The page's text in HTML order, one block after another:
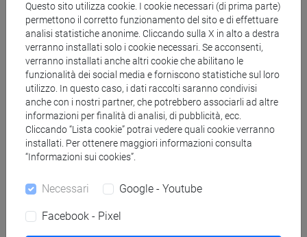
Corsi di studio e percorsi
[LM3] LINGUE E LETTERATURE EUROPEE,
AMERICANE E POSTCOLONIALI - Laurea
magistrale (DM270)
letterature e culture
[LM5] SCIENZE DEL LINGUAGGIO - Laurea
magistrale (DM270)
scienze del linguaggio
Mutua da
Questo sito utilizza cookie. I cookie necessari (di prima parte)
permettono il corretto funzionamento del sito e di effettuare
analisi statistiche anonime. Cliccando sulla X in alto a destra
verranno installati solo i cookie necessari. Se acconsenti,
verranno installati anche altri cookie che abilitano le
funzionalità dei social media e forniscono statistiche sul loro
utilizzo. In questo caso, i dati raccolti saranno condivisi
anche con i nostri partner, che potrebbero associarli ad altre
informazioni per finalità di analisi, di pubblicità, ecc.
Cliccando “Lista cookie” potrai vedere quali cookie verranno
installati. Per ottenere maggiori informazioni consulta
“Informazioni sui cookies”.
Necessari Google - Youtube
Facebook - Pixel